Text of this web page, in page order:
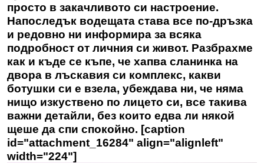
просто в закачливото си настроение.
Напоследък водещата става все по-дръзка
и редовно ни информира за всяка
подробност от личния си живот. Разбрахме
как и къде се къпе, че хапва сланинка на
двора в лъскавия си комплекс, какви
ботушки си е взела, убеждава ни, че няма
нищо изкуствено по лицето си, все такива
важни детайли, без които едва ли някой
щеше да спи спокойно. [caption
id="attachment_16284" align="alignleft"
width="224"]